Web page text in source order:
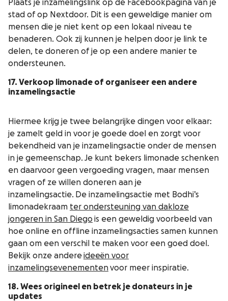
Plaats je inzamelingslink op de Facebookpagina van je
stad of op Nextdoor. Dit is een geweldige manier om
mensen die je niet kent op een lokaal niveau te
benaderen. Ook zij kunnen je helpen door je link te
delen, te doneren of je op een andere manier te
ondersteunen.
17. Verkoop limonade of organiseer een andere
inzamelingsactie
Hiermee krijg je twee belangrijke dingen voor elkaar:
je zamelt geld in voor je goede doel en zorgt voor
bekendheid van je inzamelingsactie onder de mensen
in je gemeenschap. Je kunt bekers limonade schenken
en daarvoor geen vergoeding vragen, maar mensen
vragen of ze willen doneren aan je
inzamelingsactie. De inzamelingsactie met Bodhi’s
limonadekraam ter ondersteuning van dakloze
jongeren in San Diego is een geweldig voorbeeld van
hoe online en offline inzamelingsacties samen kunnen
gaan om een verschil te maken voor een goed doel.
Bekijk onze andereideeën voor
inzamelingsevenementenvoor meer inspiratie.
18. Wees origineel en betrek je donateurs in je
updates